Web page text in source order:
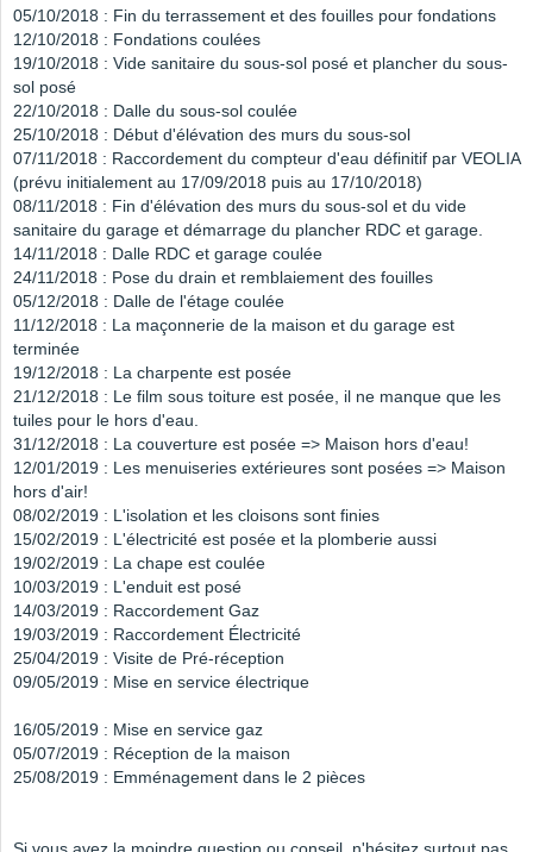
05/10/2018 : Fin du terrassement et des fouilles pour fondations
12/10/2018 : Fondations coulées
19/10/2018 : Vide sanitaire du sous-sol posé et plancher du sous-
sol posé
22/10/2018 : Dalle du sous-sol coulée
25/10/2018 : Début d'élévation des murs du sous-sol
07/11/2018 : Raccordement du compteur d'eau définitif par VEOLIA
(prévu initialement au 17/09/2018 puis au 17/10/2018)
08/11/2018 : Fin d'élévation des murs du sous-sol et du vide
sanitaire du garage et démarrage du plancher RDC et garage.
14/11/2018 : Dalle RDC et garage coulée
24/11/2018 : Pose du drain et remblaiement des fouilles
05/12/2018 : Dalle de l'étage coulée
11/12/2018 : La maçonnerie de la maison et du garage est
terminée
19/12/2018 : La charpente est posée
21/12/2018 : Le film sous toiture est posée, il ne manque que les
tuiles pour le hors d'eau.
31/12/2018 : La couverture est posée => Maison hors d'eau!
12/01/2019 : Les menuiseries extérieures sont posées => Maison
hors d'air!
08/02/2019 : L'isolation et les cloisons sont finies
15/02/2019 : L'électricité est posée et la plomberie aussi
19/02/2019 : La chape est coulée
10/03/2019 : L'enduit est posé
14/03/2019 : Raccordement Gaz
19/03/2019 : Raccordement Électricité
25/04/2019 : Visite de Pré-réception
09/05/2019 : Mise en service électrique
16/05/2019 : Mise en service gaz
05/07/2019 : Réception de la maison
25/08/2019 : Emménagement dans le 2 pièces